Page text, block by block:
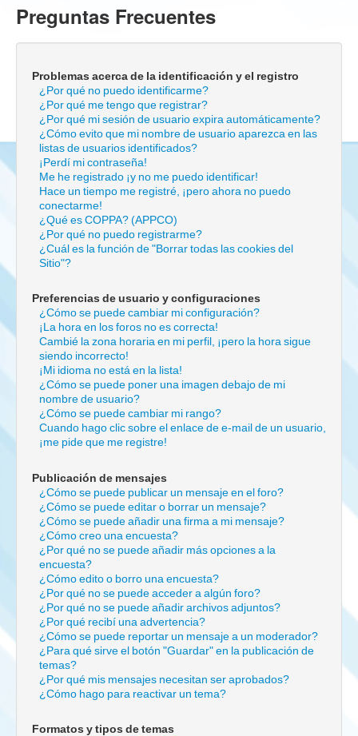
Preguntas Frecuentes
Problemas acerca de la identificación y el registro
¿Por qué no puedo identificarme?
¿Por qué me tengo que registrar?
¿Por qué mi sesión de usuario expira automáticamente?
¿Cómo evito que mi nombre de usuario aparezca en las
listas de usuarios identificados?
¡Perdí mi contraseña!
Me he registrado ¡y no me puedo identificar!
Hace un tiempo me registré, ¡pero ahora no puedo
conectarme!
¿Qué es COPPA? (APPCO)
¿Por qué no puedo registrarme?
¿Cuál es la función de "Borrar todas las cookies del
Sitio"?
Preferencias de usuario y configuraciones
¿Cómo se puede cambiar mi configuración?
¡La hora en los foros no es correcta!
Cambié la zona horaria en mi perfil, ¡pero la hora sigue
siendo incorrecto!
¡Mi idioma no está en la lista!
¿Cómo se puede poner una imagen debajo de mi
nombre de usuario?
¿Cómo se puede cambiar mi rango?
Cuando hago clic sobre el enlace de e-mail de un usuario,
¡me pide que me registre!
Publicación de mensajes
¿Cómo se puede publicar un mensaje en el foro?
¿Cómo se puede editar o borrar un mensaje?
¿Cómo se puede añadir una firma a mi mensaje?
¿Cómo creo una encuesta?
¿Por qué no se puede añadir más opciones a la
encuesta?
¿Cómo edito o borro una encuesta?
¿Por qué no se puede acceder a algún foro?
¿Por qué no se puede añadir archivos adjuntos?
¿Por qué recibí una advertencia?
¿Cómo se puede reportar un mensaje a un moderador?
¿Para qué sirve el botón "Guardar" en la publicación de
temas?
¿Por qué mis mensajes necesitan ser aprobados?
¿Cómo hago para reactivar un tema?
Formatos y tipos de temas